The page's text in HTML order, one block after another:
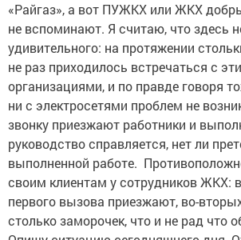
«Райгаз», а вот ПУЖКХ или ЖКХ
не вспоминают. Я считаю, что здесь
удивительного: на протяжении
не раз приходилось встречаться с
организациями, и по правде говоря
ни с электросетями проблем не
звонку приезжают работники и
руководство справляется, нет ли
выполненной работе.
своим клиентам у сотрудников ЖКХ:
первого вызова приезжают, во-
столько заморочек, что и не рад что